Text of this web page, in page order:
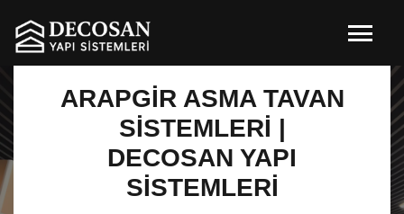
ARAPGİR ASMA TAVAN
SISTEMLERI |
DECOSAN YAPI
SISTEMLERI